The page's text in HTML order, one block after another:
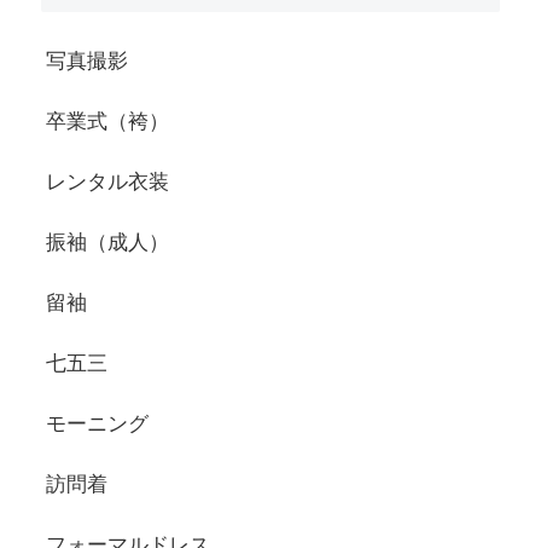
写真撮影
卒業式（袴）
レンタル衣装
振袖（成人）
留袖
七五三
モーニング
訪問着